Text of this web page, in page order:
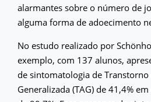
alarmantes sobre o número de
alguma forma de adoecimento
No estudo realizado por
exemplo, com 137 alunos,
de sintomatologia de Transtorno
Generalizada (TAG) de 41,4%